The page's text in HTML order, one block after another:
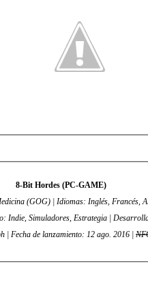
8-Bit Hordes (PC-GAME)
(GOG) | Idiomas: Inglés, Francés,
Simuladores, Estrategia | Desarrollador:
Petroglyph | Fecha de lanzamiento: 12 ago. 2016 |